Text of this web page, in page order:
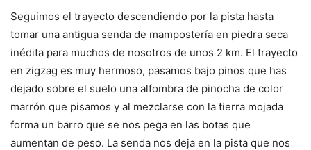
Seguimos el trayecto descendiendo por la pista hasta
tomar una antigua senda de mampostería en piedra seca
inédita para muchos de nosotros de unos 2 km. El trayecto
en zigzag es muy hermoso, pasamos bajo pinos que has
dejado sobre el suelo una alfombra de pinocha de color
marrón que pisamos y al mezclarse con la tierra mojada
forma un barro que se nos pega en las botas que
aumentan de peso. La senda nos deja en la pista que nos